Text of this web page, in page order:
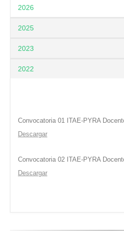
2026
2025
2023
2022
Convocatoria 01 ITAE-PYRA
Descargar
Convocatoria 02 ITAE-PYRA
Descargar